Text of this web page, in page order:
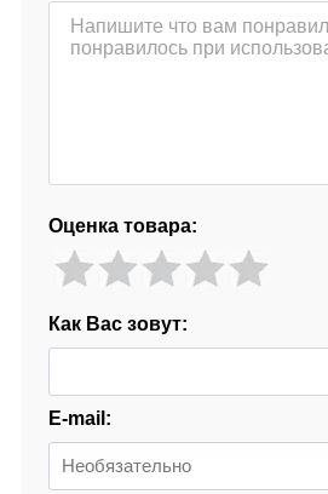
Оценка товара:
Как Вас зовут:
E-mail: